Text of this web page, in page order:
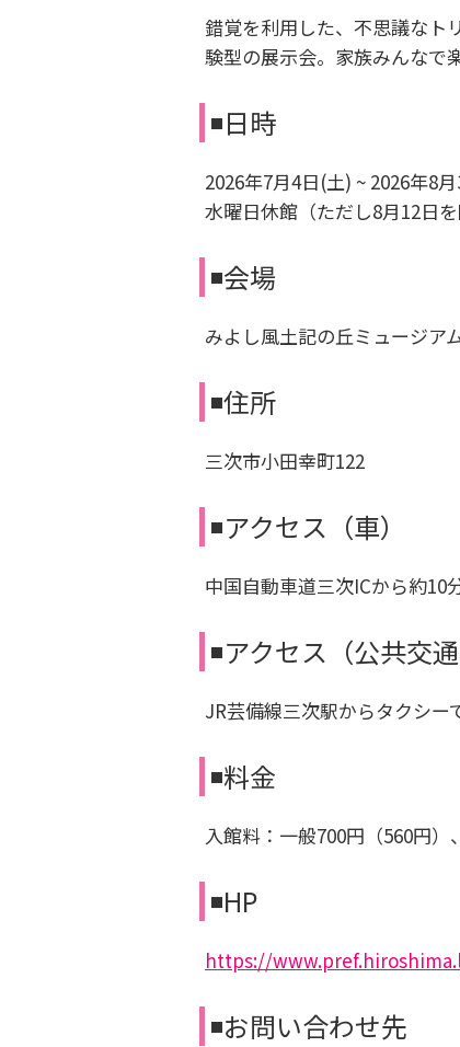
錯覚を利用した、不思議なト
験型の展示会。家族みんなで
◾️日時
2026年7月4日(土) ~ 2026年8
水曜日休館（ただし8月12日を
◾️会場
みよし風土記の丘ミュージア
◾️住所
三次市小田幸町122
◾️アクセス（車）
中国自動車道三次ICから約10
◾️アクセス（公共交通
JR芸備線三次駅からタクシー
◾️料金
入館料：一般700円（560円
◾️HP
https://
◾️お問い合わせ先